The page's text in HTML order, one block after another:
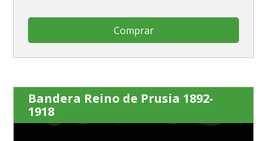
Comprar
Bandera Reino de Prusia 1892-
1918